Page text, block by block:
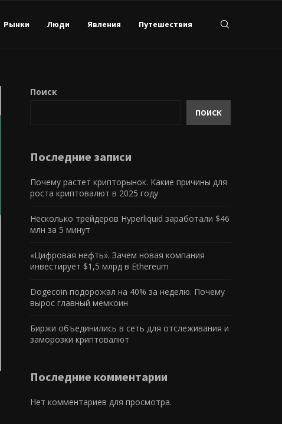
Рынки Люди Явления Путешествия
Поиск
ПОИСК
Последние записи
Почему растет крипторынок. Какие причины для
роста криптовалют в 2025 году
Несколько трейдеров Hyperliquid заработали $46
млн за 5 минут
«Цифровая нефть». Зачем новая компания
инвестирует $1,5 млрд в Ethereum
Dogecoin подорожал на 40% за неделю. Почему
вырос главный мемкоин
Биржи объединились в сеть для отслеживания и
заморозки криптовалют
Последние комментарии
Нет комментариев для просмотра.